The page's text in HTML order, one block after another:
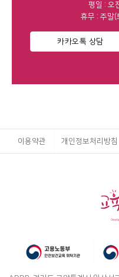
평일 : 오
휴무 : 주말(
카카오톡 상담
이용약관 개인정보처리방침